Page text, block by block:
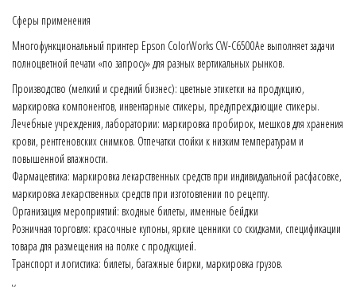
Сферы применения
Многофункциональный принтер Epson ColorWorks CW-C6500Ae выполняет задачи
полноцветной печати «по запросу» для разных вертикальных рынков.
Производство (мелкий и средний бизнес): цветные этикетки на продукцию,
маркировка компонентов, инвентарные стикеры, предупреждающие стикеры.
Лечебные учреждения, лаборатории: маркировка пробирок, мешков для хранения
крови, рентгеновских снимков. Отпечатки стойки к низким температурам и
повышенной влажности.
Фармацевтика: маркировка лекарственных средств при индивидуальной расфасовке,
маркировка лекарственных средств при изготовлении по рецепту.
Организация мероприятий: входные билеты, именные бейджи
Розничная торговля: красочные купоны, яркие ценники со скидками, спецификации
товара для размещения на полке с продукцией.
Транспорт и логистика: билеты, багажные бирки, маркировка грузов.